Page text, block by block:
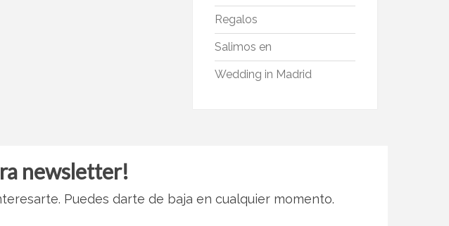
Regalos
Salimos en
Wedding in Madrid
newsletter!
Puedes darte de baja en cualquier momento.